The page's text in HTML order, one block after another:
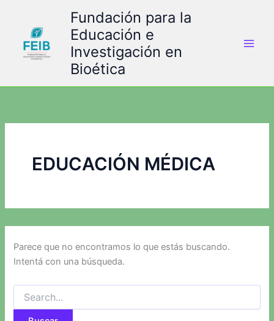
contenido
Fundación para la
Educación e
Investigación en
Bioética
EDUCACIÓN MÉDICA
Parece que no encontramos lo que estás buscando.
Intentá con una búsqueda.
por: